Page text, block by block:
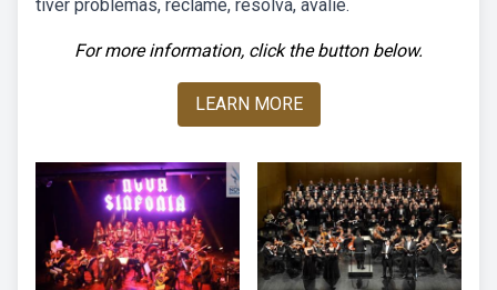
tiver problemas, reclame, resolva, avalie.
For more information, click the button below.
LEARN MORE